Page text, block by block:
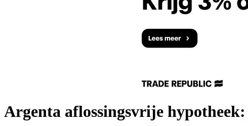
Argenta aflossingsvrije